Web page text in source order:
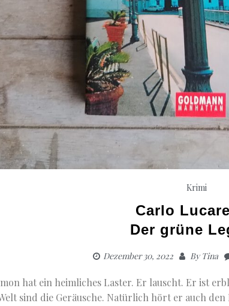
Krimi
Carlo
Der grüne
Dezember 30, 2022 ByTina
hat ein heimliches Laster. Er lauscht. Er ist
sind die Geräusche. Natürlich hört er auch